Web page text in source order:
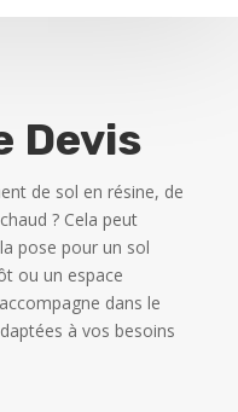
Devis
de sol en résine, de
? Cela peut
pose pour un sol
ou un espace
dans le
à vos besoins